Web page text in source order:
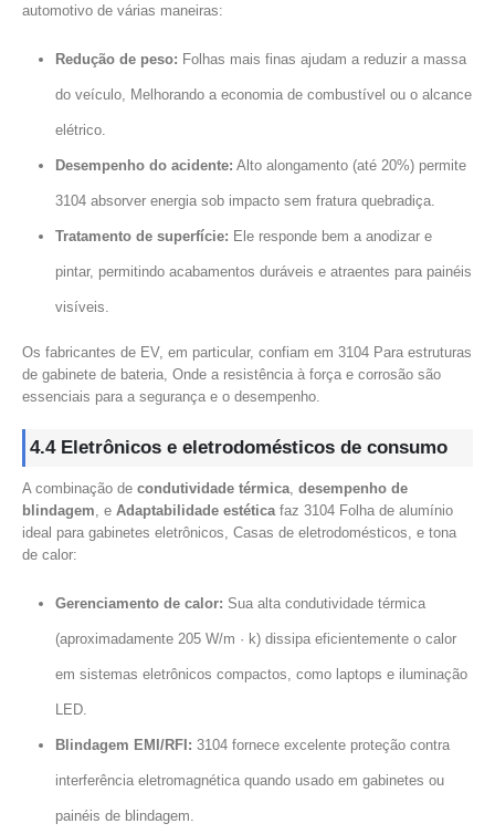
automotivo de várias maneiras:
Redução de peso: Folhas mais finas ajudam a reduzir a massa
do veículo, Melhorando a economia de combustível ou o alcance
elétrico.
Desempenho do acidente: Alto alongamento (até 20%) permite
3104 absorver energia sob impacto sem fratura quebradiça.
Tratamento de superfície: Ele responde bem a anodizar e
pintar, permitindo acabamentos duráveis ​​e atraentes para painéis
visíveis.
Os fabricantes de EV, em particular, confiam em 3104 Para estruturas
de gabinete de bateria, Onde a resistência à força e corrosão são
essenciais para a segurança e o desempenho.
4.4 Eletrônicos e eletrodomésticos de consumo
A combinação de condutividade térmica desempenho de
blindagem , e Adaptabilidade estética faz 3104 Folha de alumínio
ideal para gabinetes eletrônicos, Casas de eletrodomésticos, e tona
de calor:
Gerenciamento de calor: Sua alta condutividade térmica
(aproximadamente 205 W/m · k) dissipa eficientemente o calor
em sistemas eletrônicos compactos, como laptops e iluminação
LED.
Blindagem EMI/RFI: 3104 fornece excelente proteção contra
interferência eletromagnética quando usado em gabinetes ou
painéis de blindagem.